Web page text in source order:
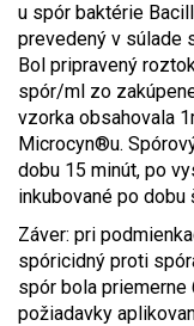
u spór baktérie
prevedený v súlade
Bol pripravený
spór/ml zo
vzorka obsahovala
Microcyn®u.
dobu 15 minút, po
inkubované po dobu
Záver: pri
spóricidný proti
spór bola priemerne
požiadavky